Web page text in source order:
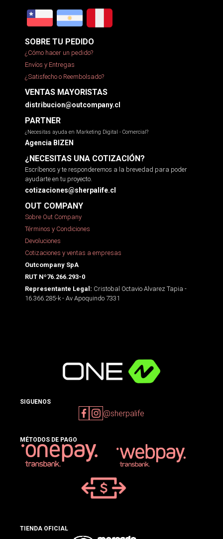
SOBRE TU PEDIDO
¿Cómo hacer un pedido?
Envíos y Entregas
¿Satisfecho o Reembolsado?
VENTAS MAYORISTAS
distribucion@outcompany.cl
PARTNER
¿Necesitas ayuda en Marketing Digital - Comercial?
Agencia BIZEN
¿NECESITAS UNA COTIZACIÓN?
Escríbenos y te responderemos a la brevedad para poder
ayudarte en tu proyecto.
cotizaciones@sherpalife.cl
OUT COMPANY
Sobre Out Company
Términos y Condiciones
Devoluciones
Cotizaciones y ventas a empresas
Outcompany SpA
RUT Nº76.266.293-0
Representante Legal: Cristobal Octavio Alvarez Tapia -
16.366.285-k - Av Apoquindo 7331
SIGUENOS
@sherpalife
MÉTODOS DE PAGO
TIENDA OFICIAL